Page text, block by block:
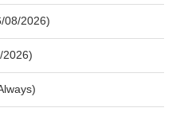
08/2026)
2026)